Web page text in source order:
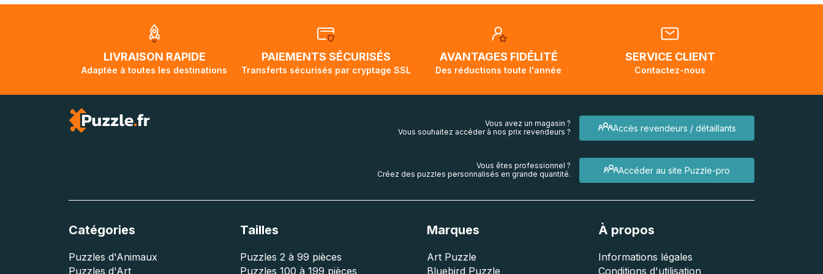
jusqu'à 2 mois et demi pour arriver à destination. Il est donc normal que pendant la
traversée, le suivi de votre commande ne soit pas modifié. Ce dernier reprendra
lorsque votre colis aura touché terre.
LIVRAISON RAPIDE
Adaptée à toutes les destinations
PAIEMENTS SÉCURISÉS
Transferts sécurisés par cryptage SSL
AVANTAGES FIDÉLITÉ
Des réductions toute l'année
SERVICE CLIENT
Contactez-nous
Accès revendeurs / détaillants
Vous avez un magasin ?
Vous souhaitez accéder à nos prix revendeurs ?
Accéder au site Puzzle-pro
Vous êtes professionnel ?
Créez des puzzles personnalisés en grande quantité.
Catégories
Puzzles d'Animaux
Puzzles d'Art
Tailles
Puzzles 2 à 99 pièces
Puzzles 100 à 199 pièces
Marques
Art Puzzle
Bluebird Puzzle
À propos
Informations légales
Conditions d'utilisation